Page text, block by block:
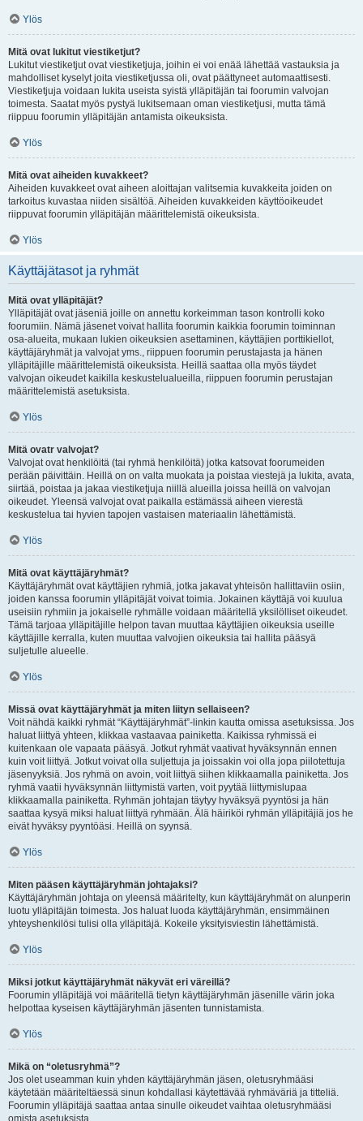
Ylös
Mitä ovat lukitut viestiketjut?
Lukitut viestiketjut ovat viestiketjuja, joihin ei voi enää lähettää vastauksia ja
mahdolliset kyselyt joita viestiketjussa oli, ovat päättyneet automaattisesti.
Viestiketjuja voidaan lukita useista syistä ylläpitäjän tai foorumin valvojan
toimesta. Saatat myös pystyä lukitsemaan oman viestiketjusi, mutta tämä
riippuu foorumin ylläpitäjän antamista oikeuksista.
Ylös
Mitä ovat aiheiden kuvakkeet?
Aiheiden kuvakkeet ovat aiheen aloittajan valitsemia kuvakkeita joiden on
tarkoitus kuvastaa niiden sisältöä. Aiheiden kuvakkeiden käyttöoikeudet
riippuvat foorumin ylläpitäjän määrittelemistä oikeuksista.
Ylös
Käyttäjätasot ja ryhmät
Mitä ovat ylläpitäjät?
Ylläpitäjät ovat jäseniä joille on annettu korkeimman tason kontrolli koko
foorumiin. Nämä jäsenet voivat hallita foorumin kaikkia foorumin toiminnan
osa-alueita, mukaan lukien oikeuksien asettaminen, käyttäjien porttikiellot,
käyttäjäryhmät ja valvojat yms., riippuen foorumin perustajasta ja hänen
ylläpitäjille määrittelemistä oikeuksista. Heillä saattaa olla myös täydet
valvojan oikeudet kaikilla keskustelualueilla, riippuen foorumin perustajan
määrittelemistä asetuksista.
Ylös
Mitä ovatr valvojat?
Valvojat ovat henkilöitä (tai ryhmä henkilöitä) jotka katsovat foorumeiden
perään päivittäin. Heillä on on valta muokata ja poistaa viestejä ja lukita, avata,
siirtää, poistaa ja jakaa viestiketjuja niillä alueilla joissa heillä on valvojan
oikeudet. Yleensä valvojat ovat paikalla estämässä aiheen vierestä
keskustelua tai hyvien tapojen vastaisen materiaalin lähettämistä.
Ylös
Mitä ovat käyttäjäryhmät?
Käyttäjäryhmät ovat käyttäjien ryhmiä, jotka jakavat yhteisön hallittaviin osiin,
joiden kanssa foorumin ylläpitäjät voivat toimia. Jokainen käyttäjä voi kuulua
useisiin ryhmiin ja jokaiselle ryhmälle voidaan määritellä yksilölliset oikeudet.
Tämä tarjoaa ylläpitäjille helpon tavan muuttaa käyttäjien oikeuksia useille
käyttäjille kerralla, kuten muuttaa valvojien oikeuksia tai hallita pääsyä
suljetulle alueelle.
Ylös
Missä ovat käyttäjäryhmät ja miten liityn sellaiseen?
Voit nähdä kaikki ryhmät “Käyttäjäryhmät”-linkin kautta omissa asetuksissa. Jos
haluat liittyä yhteen, klikkaa vastaavaa painiketta. Kaikissa ryhmissä ei
kuitenkaan ole vapaata pääsyä. Jotkut ryhmät vaativat hyväksynnän ennen
kuin voit liittyä. Jotkut voivat olla suljettuja ja joissakin voi olla jopa piilotettuja
jäsenyyksiä. Jos ryhmä on avoin, voit liittyä siihen klikkaamalla painiketta. Jos
ryhmä vaatii hyväksynnän liittymistä varten, voit pyytää liittymislupaa
klikkaamalla painiketta. Ryhmän johtajan täytyy hyväksyä pyyntösi ja hän
saattaa kysyä miksi haluat liittyä ryhmään. Älä häiriköi ryhmän ylläpitäjiä jos he
eivät hyväksy pyyntöäsi. Heillä on syynsä.
Ylös
Miten pääsen käyttäjäryhmän johtajaksi?
Käyttäjäryhmän johtaja on yleensä määritelty, kun käyttäjäryhmät on alunperin
luotu ylläpitäjän toimesta. Jos haluat luoda käyttäjäryhmän, ensimmäinen
yhteyshenkilösi tulisi olla ylläpitäjä. Kokeile yksityisviestin lähettämistä.
Ylös
Miksi jotkut käyttäjäryhmät näkyvät eri väreillä?
Foorumin ylläpitäjä voi määritellä tietyn käyttäjäryhmän jäsenille värin joka
helpottaa kyseisen käyttäjäryhmän jäsenten tunnistamista.
Ylös
Mikä on “oletusryhmä”?
Jos olet useamman kuin yhden käyttäjäryhmän jäsen, oletusryhmääsi
käytetään määriteltäessä sinun kohdallasi käytettävää ryhmäväriä ja titteliä.
Foorumin ylläpitäjä saattaa antaa sinulle oikeudet vaihtaa oletusryhmääsi
omista asetuksista.